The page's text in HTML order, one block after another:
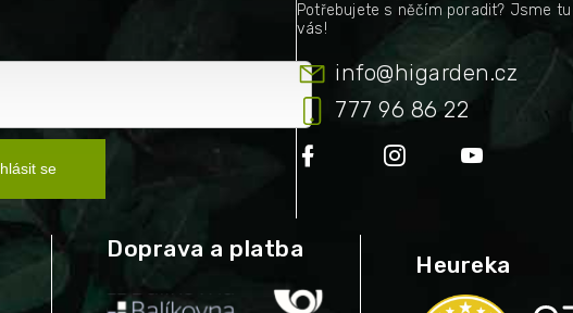
se
info@higarden.cz
777 96 86 22
Doprava a platba
Heureka